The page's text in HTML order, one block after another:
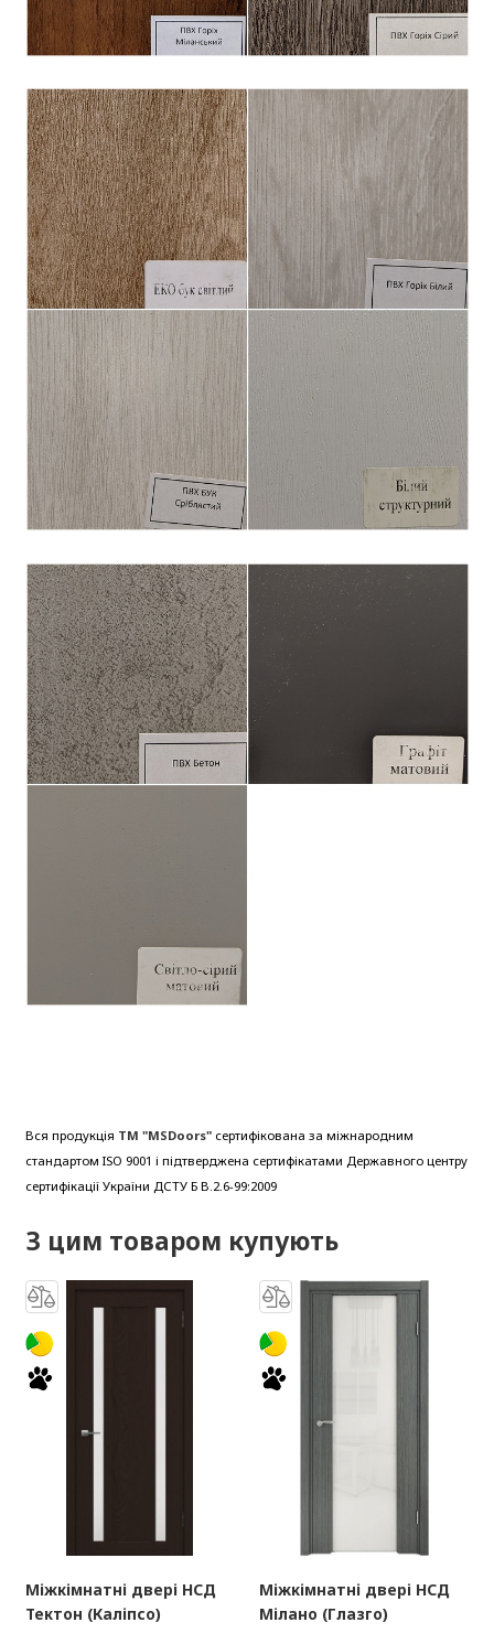
Вся продукція ТМ "MSDoors"сертифікована за міжнародним
стандартом ISO 9001 і підтверджена сертифікатами Державного центру
сертифікації України ДСТУ Б В.2.6-99:2009
З цим товаром купують
Міжкімнатні двері НСД
Тектон (Каліпсо)
Міжкімнатні двері НСД
Мілано (Глазго)